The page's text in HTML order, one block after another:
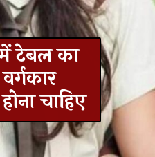
टेबल का
चाहिए